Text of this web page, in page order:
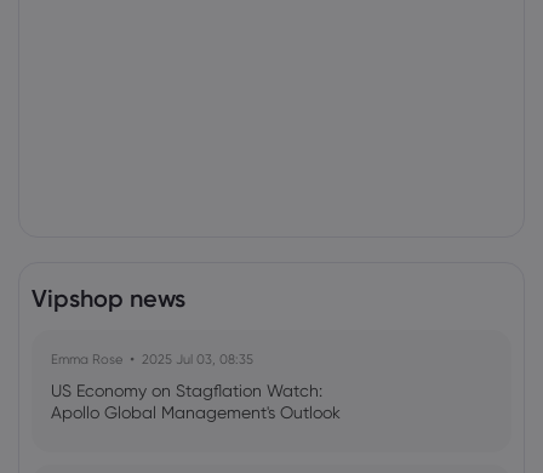
Vipshop news
Emma Rose 2025 Jul 03, 08:35
US Economy on Stagflation Watch:
Apollo Global Management's Outlook